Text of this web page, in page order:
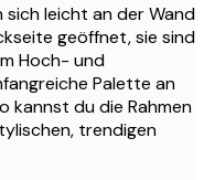
sich leicht an der Wand
geöffnet, sie sind
Hoch- und
Palette an
kannst du die Rahmen
trendigen